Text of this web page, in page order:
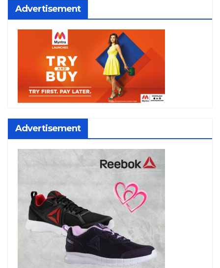
Advertisement
Advertisement